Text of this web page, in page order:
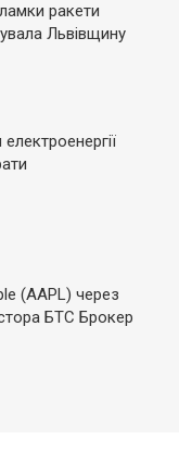
ракети
Львівщину
(AAPL) через
БТС Брокер